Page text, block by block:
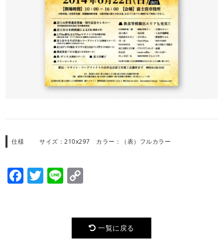
仕様 サイズ：210x297 カラー：（表）フルカラー
Facebook
Twitter
Line
一覧に戻る